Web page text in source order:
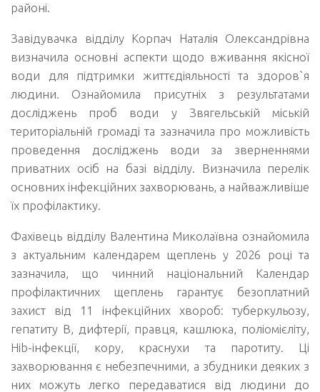
районі.
Завідувачка відділу Корпач Наталія Олександрівна
визначила основні аспекти щодо вживання якісної
води для підтримки життєдіяльності та здоров`я
людини. Ознайомила присутніх з результатами
досліджень проб води у Звягельській міській
територіальній громаді та зазначила про можливість
проведення досліджень води за зверненнями
приватних осіб на базі відділу. Визначила перелік
основних інфекційних захворювань, а найважливіше
їх профілактику.
Фахівець відділу Валентина Миколаївна ознайомила
з актуальним календарем щеплень у 2026 році та
зазначила, що чинний національний Календар
профілактичних щеплень гарантує безоплатний
захист від 11 інфекційних хвороб: туберкульозу,
гепатиту В, дифтерії, правця, кашлюка, поліомієліту,
Hib-інфекції, кору, краснухи та паротиту. Ці
захворювання є небезпечними, а збудники деяких з
них можуть легко передаватися від людини до